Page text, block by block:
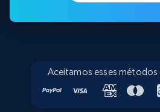
Aceitamos esses